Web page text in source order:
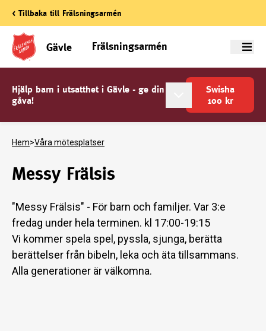
< Tillbaka till Frälsningsarmén
Gävle Frälsningsarmén Meny
Hjälp barn i utsatthet i Gävle - ge din
gåva!
Swisha
100 kr
Hem>Våra mötesplatser
Messy Frälsis
"Messy Frälsis" - För barn och familjer. Var 3:e
fredag under hela terminen. kl 17:00-19:15
Vi kommer spela spel, pyssla, sjunga, berätta
berättelser från bibeln, leka och äta tillsammans.
Alla generationer är välkomna.